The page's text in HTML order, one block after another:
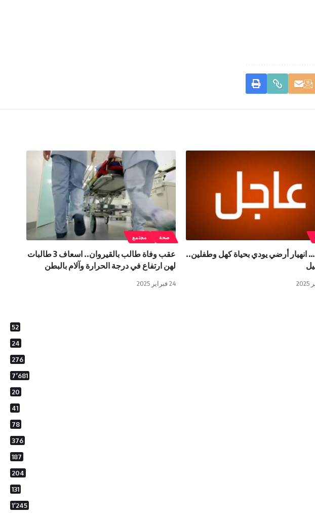
انهيار أرضي يودي بحياة كهل وطفلين..
صحة مجتمع
عقب وفاة طالب بالقيروان.. اسعاف 3 طالبات
لهن ارتفاع في درجة الحرارة وآلام بالبطن
24 فبراير 2025
52
24
276
7٬681
20
41
78
376
187
204
131
1٬245